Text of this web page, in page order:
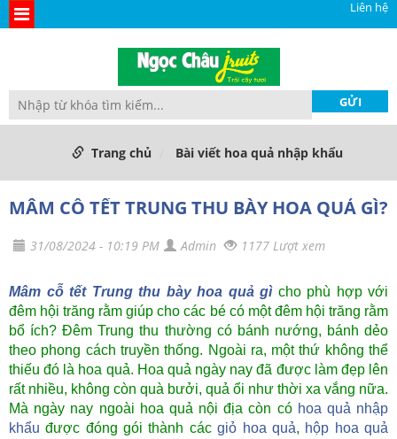
Liên hệ
Trang chủ Bài viết hoa quả nhập khẩu
MÂM CỖ TẾT TRUNG THU BÀY HOA QUẢ GÌ?
31/08/2024 - 10:19 PM Admin 1177 Lượt xem
Mâm cỗ tết Trung thu bày hoa quả gìcho phù hợp với
đêm hội trăng rằm giúp cho các bé có một đêm hội trăng rằm
bổ ích? Đêm Trung thu thường có bánh nướng, bánh dẻo
theo phong cách truyền thống. Ngoài ra, một thứ không thể
thiếu đó là hoa quả. Hoa quả ngày nay đã được làm đẹp lên
rất nhiều, không còn quà bưởi, quả ổi như thời xa vắng nữa.
Mà ngày nay ngoài hoa quả nội địa còn có hoa quả nhập
khẩu được đóng gói thành cácgiỏ hoa quả, hộp hoa quả